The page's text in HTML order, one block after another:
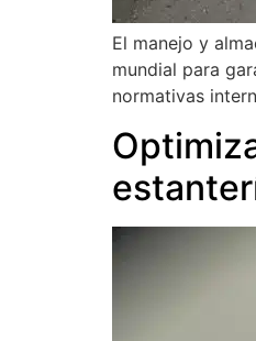
El manejo y
mundial para
normativas